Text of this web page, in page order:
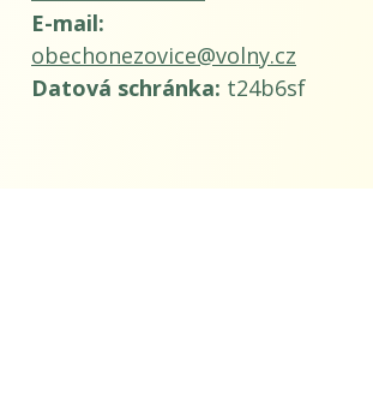
E-mail:
obechonezovice@volny.cz
Datová schránka: t24b6sf